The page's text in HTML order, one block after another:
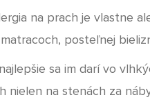
na prach je vlastne
posteľnej
sa im darí vo
nielen na stenách za